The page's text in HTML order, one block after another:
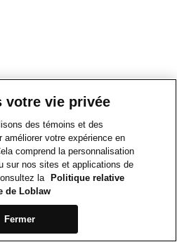
votre vie privée
des témoins et des
améliorer votre expérience en
comprend la personnalisation
sur nos sites et applications de
la
Politique relative
de Loblaw
Fermer